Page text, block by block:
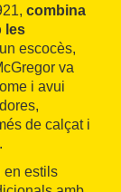
combina
les
escocès,
va
i avui
de calçat i
en estils